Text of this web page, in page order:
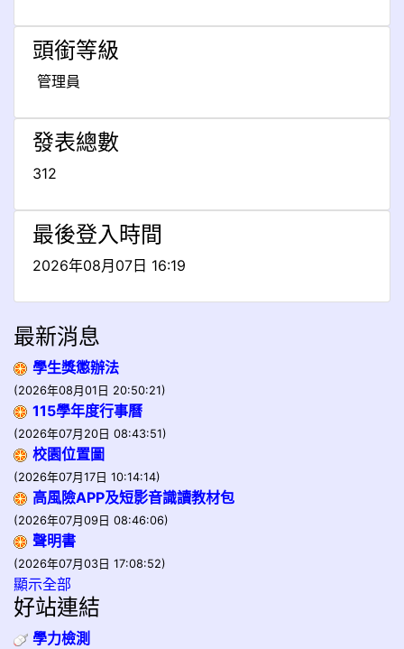
頭銜等級
管理員
發表總數
312
最後登入時間
2026年08月07日 16:19
最新消息
學生獎懲辦法
(2026年08月01日 20:50:21)
115學年度行事曆
(2026年07月20日 08:43:51)
校園位置圖
(2026年07月17日 10:14:14)
高風險APP及短影音識讀教材包
(2026年07月09日 08:46:06)
聲明書
(2026年07月03日 17:08:52)
顯示全部
好站連結
學力檢測